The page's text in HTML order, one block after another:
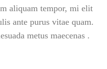
aliquam tempor, mi elit
ante purus vitae quam.
metus maecenas .